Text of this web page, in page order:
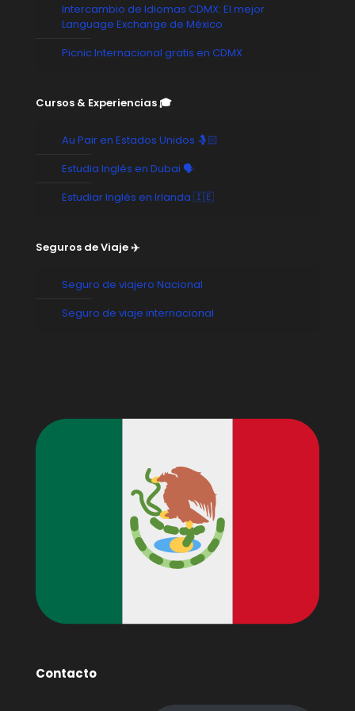
Intercambio de Idiomas CDMX: El mejor
Language Exchange de México
Picnic Internacional gratis en CDMX
Cursos & Experiencias 🎓
Au Pair en Estados Unidos 🤱🏻
Estudia Inglés en Dubai 🗣️
Estudiar Inglés en Irlanda 🇮🇪
Seguros de Viaje ✈️
Seguro de viajero Nacional
Seguro de viaje internacional
Contacto